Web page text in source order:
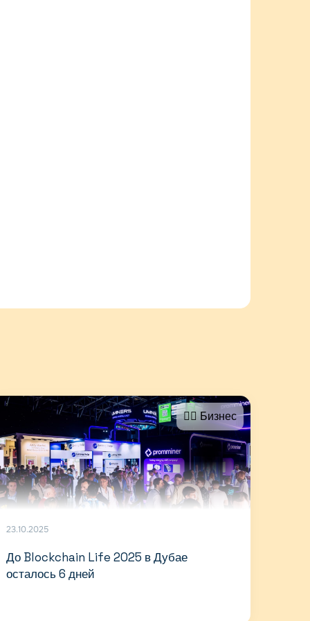
🤵‍♂️ Бизнес
23.10.2025
До Blockchain Life 2025 в Дубае
осталось 6 дней